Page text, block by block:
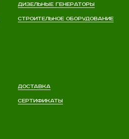
Дизельные генераторы
Строительное оборудование
Доставка
Сертификаты